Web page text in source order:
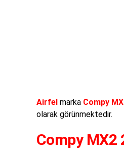
Airfelmarka Compy
olarak görünmektedir.
Compy MX2